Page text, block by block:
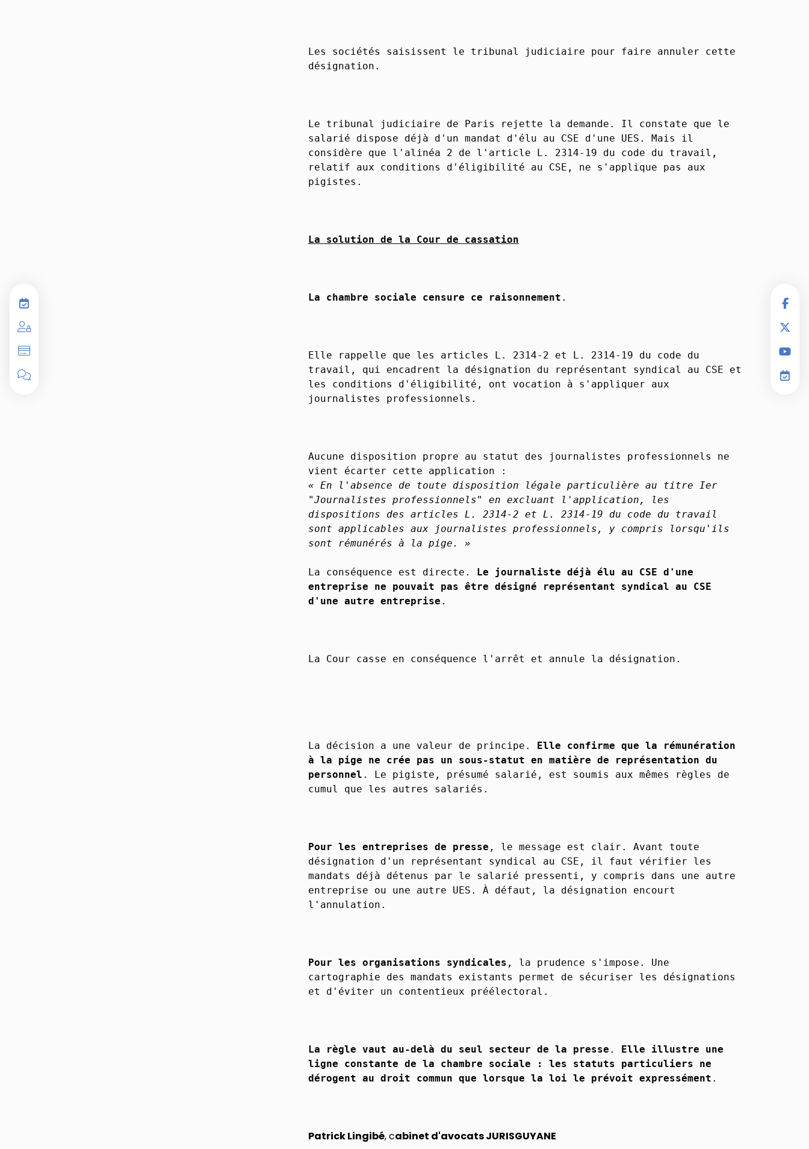
Les sociétés saisissent le tribunal judiciaire pour faire annuler cette
désignation.
Le tribunal judiciaire de Paris rejette la demande. Il constate que le
salarié dispose déjà d'un mandat d'élu au CSE d'une UES. Mais il
considère que l'alinéa 2 de l'article L. 2314-19 du code du travail,
relatif aux conditions d'éligibilité au CSE, ne s'applique pas aux
pigistes.
La solution de la Cour de cassation
La chambre sociale censure ce raisonnement .
Elle rappelle que les articles L. 2314-2 et L. 2314-19 du code du
travail, qui encadrent la désignation du représentant syndical au CSE et
les conditions d'éligibilité, ont vocation à s'appliquer aux
journalistes professionnels.
Aucune disposition propre au statut des journalistes professionnels ne
vient écarter cette application :
« En l'absence de toute disposition légale particulière au titre Ier
"Journalistes professionnels" en excluant l'application, les
dispositions des articles L. 2314-2 et L. 2314-19 du code du travail
sont applicables aux journalistes professionnels, y compris lorsqu'ils
sont rémunérés à la pige. »
La conséquence est directe. Le journaliste déjà élu au CSE d'une
entreprise ne pouvait pas être désigné représentant syndical au CSE
d'une autre entreprise .
La Cour casse en conséquence l'arrêt et annule la désignation.
La décision a une valeur de principe. Elle confirme que la rémunération
à la pige ne crée pas un sous-statut en matière de représentation du
personnel . Le pigiste, présumé salarié, est soumis aux mêmes règles de
cumul que les autres salariés.
Pour les entreprises de presse , le message est clair. Avant toute
désignation d'un représentant syndical au CSE, il faut vérifier les
mandats déjà détenus par le salarié pressenti, y compris dans une autre
entreprise ou une autre UES. À défaut, la désignation encourt
l'annulation.
Pour les organisations syndicales , la prudence s'impose. Une
cartographie des mandats existants permet de sécuriser les désignations
et d'éviter un contentieux préélectoral.
La règle vaut au-delà du seul secteur de la presse . Elle illustre une
ligne constante de la chambre sociale : les statuts particuliers ne
dérogent au droit commun que lorsque la loi le prévoit expressément .
Patrick Lingibé, cabinet d'avocats JURISGUYANE